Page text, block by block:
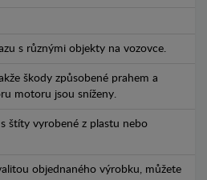
s různými objekty na vozovce.
škody způsobené prahem a
motoru jsou sníženy.
štíty vyrobené z plastu nebo
objednaného výrobku, můžete